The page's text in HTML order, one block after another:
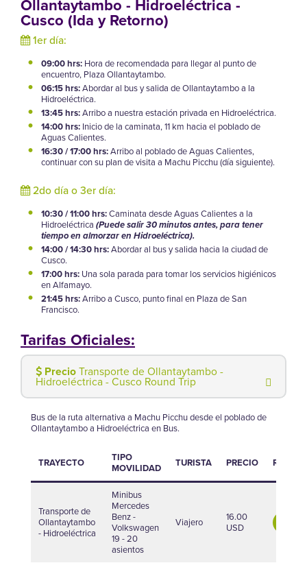
Ollantaytambo - Hidroeléctrica -
Cusco (Ida y Retorno)
1er día:
09:00 hrs: Hora de recomendada para llegar al punto de
encuentro, Plaza Ollantaytambo.
06:15 hrs:Abordar al bus y salida de Ollantaytambo a la
Hidroeléctrica.
13:45 hrs:Arribo a nuestra estación privada en Hidroeléctrica.
14:00 hrs: Inicio de la caminata, 11 km hacia el poblado de
Aguas Calientes.
16:30 / 17:00 hrs:Arribo al poblado de Aguas Calientes,
continuar con su plan de visita a Machu Picchu (día siguiente).
2do día o 3er día:
10:30 / 11:00 hrs:Caminata desde Aguas Calientes a la
Hidroeléctrica (Puede salir 30 minutos antes, para tener
tiempo en almorzar en Hidroeléctrica).
14:00 / 14:30 hrs:Abordar al bus y salida hacia la ciudad de
Cusco.
17:00 hrs: Una sola parada para tomar los servicios higiénicos
en Alfamayo.
21:45 hrs:Arribo a Cusco, punto final en Plaza de San
Francisco.
Tarifas Oficiales:
PrecioTransporte de Ollantaytambo -
Hidroeléctrica - Cusco Round Trip
Bus de la ruta alternativa a Machu Picchu desde el poblado de
Ollantaytambo a Hidroeléctrica en Bus.
TRAYECTO
TIPO
MOVILIDAD
TURISTA PRECIO
Transporte de
Ollantaytambo
- Hidroeléctrica
Minibus
Mercedes
Benz -
Volkswagen
19 - 20
asientos
Viajero
16.00
USD